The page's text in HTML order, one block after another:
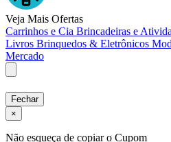
Veja Mais Ofertas
Carrinhos e Cia Brincadeiras e
Livros Brinquedos & Eletrônicos
Mercado
Fechar
×
Não esqueça de copiar o Cupom